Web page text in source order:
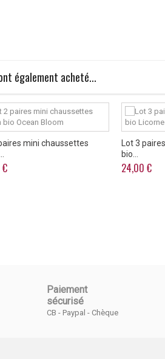
également acheté...
mini chaussettes
Lot 3
bio...
24,00 €
Paiement
sécurisé
CB - Paypal - Chèque